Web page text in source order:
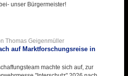
unser Bürgermeister!
Thomas Geigenmüller
auf Marktforschungsreise in
machte sich auf, zur